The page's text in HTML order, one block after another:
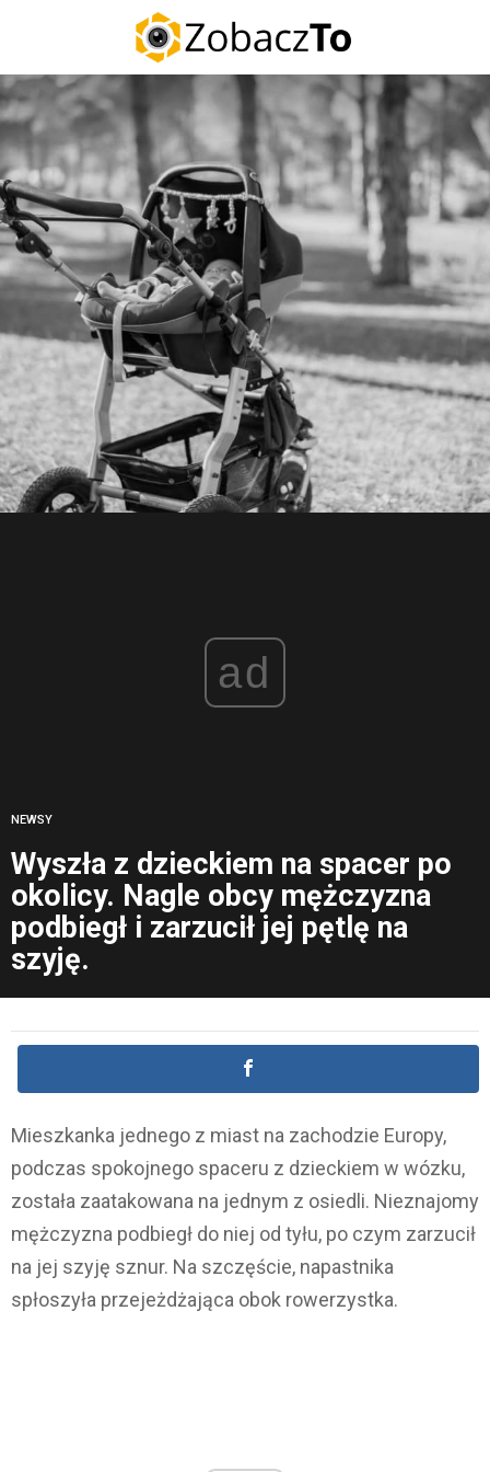
ad
NEWSY
Wyszła z dzieckiem na spacer po
okolicy. Nagle obcy mężczyzna
podbiegł i zarzucił jej pętlę na
szyję.
Mieszkanka jednego z miast na zachodzie Europy,
podczas spokojnego spaceru z dzieckiem w wózku,
została zaatakowana na jednym z osiedli. Nieznajomy
mężczyzna podbiegł do niej od tyłu, po czym zarzucił
na jej szyję sznur. Na szczęście, napastnika
spłoszyła przejeżdżająca obok rowerzystka.